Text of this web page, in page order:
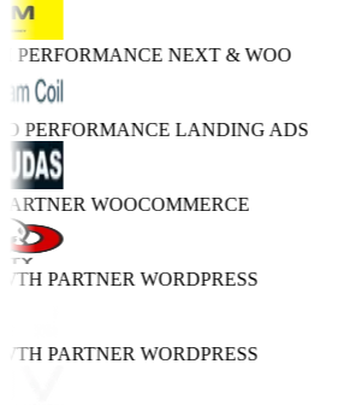
PERFORMANCENEXT & WOO
PERFORMANCELANDING ADS
WOOCOMMERCE
PARTNERWORDPRESS
PARTNERWORDPRESS